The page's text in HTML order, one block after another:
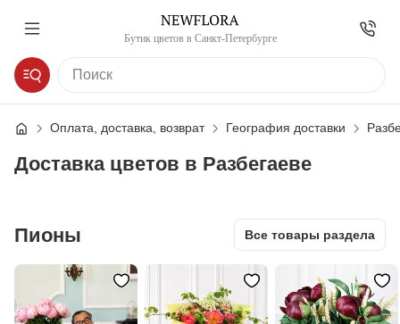
Бутик цветов в Санкт-Петербурге
Оплата, доставка, возврат География доставки
Доставка цветов в Разбегаеве
Пионы Все товары раздела